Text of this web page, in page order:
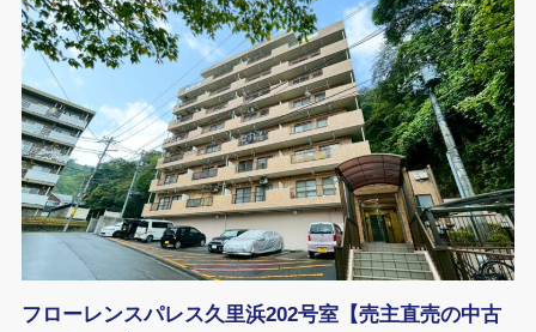
フローレンスパレス久里浜202号室【売主直売の中古